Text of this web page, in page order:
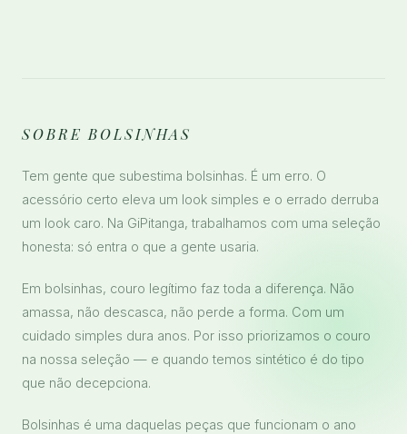
SOBRE BOLSINHAS
Tem gente que subestima bolsinhas. É um erro. O
acessório certo eleva um look simples e o errado derruba
um look caro. Na GiPitanga, trabalhamos com uma seleção
honesta: só entra o que a gente usaria.
Em bolsinhas, couro legítimo faz toda a diferença. Não
amassa, não descasca, não perde a forma. Com um
cuidado simples dura anos. Por isso priorizamos o couro
na nossa seleção — e quando temos sintético é do tipo
que não decepciona.
Bolsinhas é uma daquelas peças que funcionam o ano